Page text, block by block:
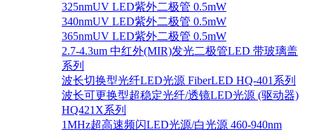
325nmUV LED紫外二极管 0.5mW
340nmUV LED紫外二极管 0.5mW
365nmUV LED紫外二极管 0.5mW
2.7-4.3um 中红外(MIR)发光二极管LED 带玻璃盖
系列
波长切换型光纤LED光源 FiberLED HQ-401系列
波长可更换型超稳定光纤/透镜LED光源 (驱动器)
HQ421X系列
1MHz超高速频闪LED光源/白光源 460-940nm